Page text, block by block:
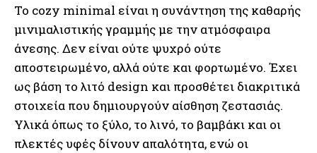
Το cozy minimal είναι η συνάντηση της καθαρής
μινιμαλιστικής γραμμής με την ατμόσφαιρα
άνεσης. Δεν είναι ούτε ψυχρό ούτε
αποστειρωμένο, αλλά ούτε και φορτωμένο. Έχει
ως βάση το λιτό design και προσθέτει διακριτικά
στοιχεία που δημιουργούν αίσθηση ζεστασιάς.
Υλικά όπως το ξύλο, το λινό, το βαμβάκι και οι
πλεκτές υφές δίνουν απαλότητα, ενώ οι